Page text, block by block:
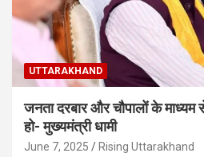
UTTARAKHAND
जनता दरबार और चौपालों के
हो- मुख्यमंत्री धामी
June 7, 2025 Rising Uttarakhand